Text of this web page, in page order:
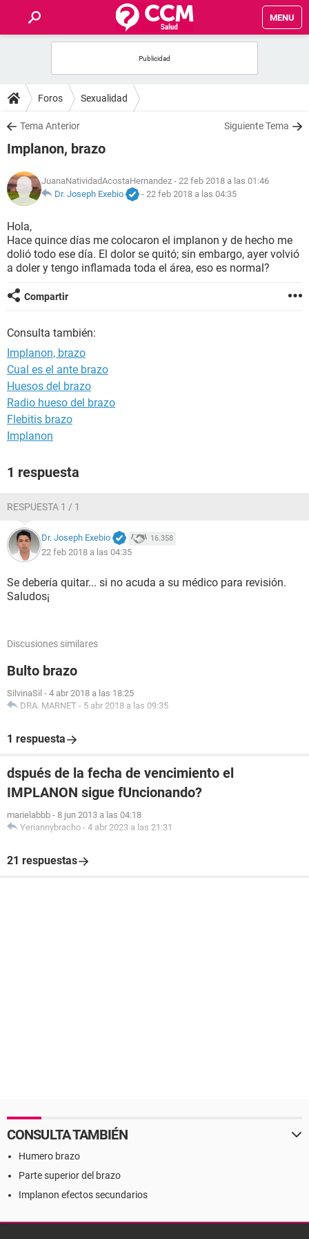
MENU
FOROS
SALUD
FAMILIA
NUTRICIÓN
BIENESTAR
SEXUALIDAD
GLOSARIO
Foros Sexualidad
Tema Anterior Siguiente Tema
Implanon, brazo
JuanaNatividadAcostaHernandez - 22 feb 2018 a las 01:46
Dr. Joseph Exebio
- 22 feb 2018 a las 04:35
Hola,
Hace quince días me colocaron el implanon y de hecho me
dolió todo ese día. El dolor se quitó; sin embargo, ayer volvió
a doler y tengo inflamada toda el área, eso es normal?
Compartir
Consulta también:
Implanon, brazo
Cual es el ante brazo
Huesos del brazo
Radio hueso del brazo
Flebitis brazo
Implanon
1 respuesta
RESPUESTA 1 / 1
Dr. Joseph Exebio 16.358
22 feb 2018 a las 04:35
Se debería quitar... si no acuda a su médico para revisión.
Saludos¡
Discusiones similares
Bulto brazo
SilvinaSil - 4 abr 2018 a las 18:25
DRA. MARNET - 5 abr 2018 a las 09:35
1 respuesta
dspués de la fecha de vencimiento el
IMPLANON sigue fUncionando?
marielabbb - 8 jun 2013 a las 04:18
Yeriannybracho - 4 abr 2023 a las 21:31
21 respuestas
CONSULTA TAMBIÉN
Humero brazo
Parte superior del brazo
Implanon efectos secundarios